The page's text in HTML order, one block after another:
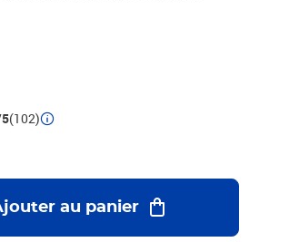
à émotion sans rayurescontenu: 40
(102)
au panier